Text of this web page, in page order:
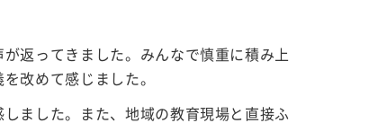
返ってきました。みんなで慎重に積み上
改めて感じました。
ました。また、地域の教育現場と直接ふ